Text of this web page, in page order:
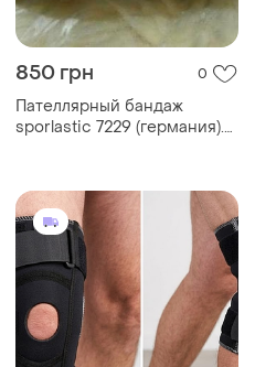
850 грн 0
Пателлярный бандаж
sporlastic 7229 (германия).